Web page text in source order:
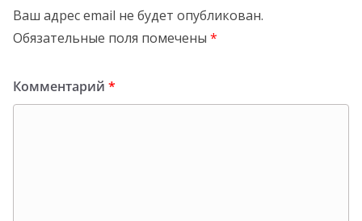
Ваш адрес email не будет опубликован.
Обязательные поля помечены *
Комментарий *